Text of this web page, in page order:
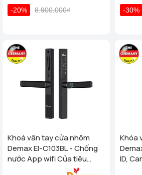
-20% 8.900.000₫ -30%
Khoá vân tay cửa nhôm
Demax El-C103BL - Chống
nước App wifi Của tiêu
Khóa
ID,